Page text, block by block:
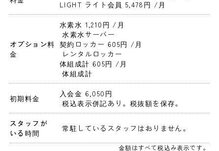
LIGHT ライト会員 5,478円 /月
オプション料
金
水素水 1,210円 /月
水素水サーバー
契約ロッカー 605円 /月
レンタルロッカー
体組成計 605円 /月
体組成計
初期料金
入会金 6,050円
税込表示併記あり。税抜額を保存。
スタッフが
いる時間
常駐しているスタッフはおりません。
金額はすべて税込み表示です。